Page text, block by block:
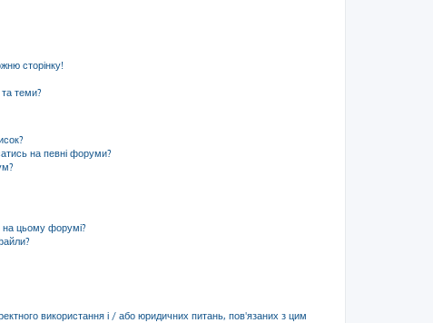
сторінку!
теми?
на певні форуми?
цьому форумі?
використання і / або юридичних питань, пов'язаних з цим